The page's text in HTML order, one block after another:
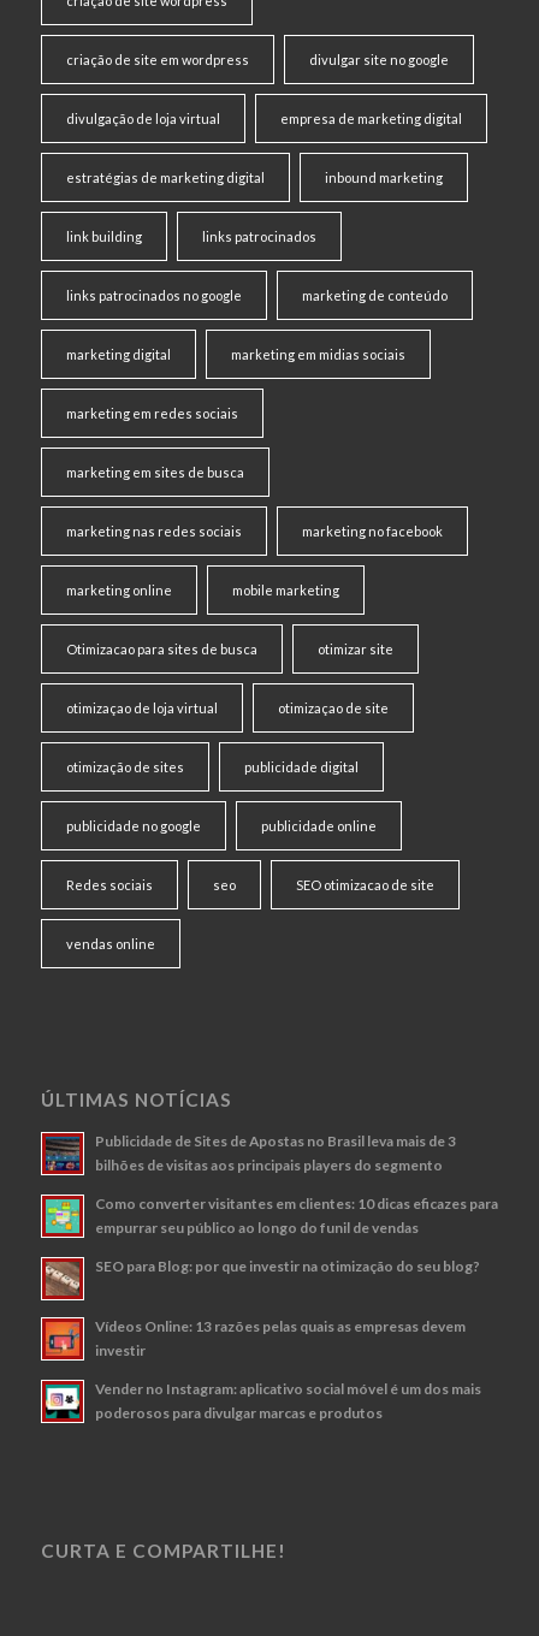
criação de site em wordpress divulgar site no google
divulgação de loja virtual empresa de marketing digital
estratégias de marketing digital inbound marketing
link building links patrocinados
links patrocinados no google marketing de conteúdo
marketing digital marketing em midias sociais
marketing em redes sociais
marketing em sites de busca
marketing nas redes sociais marketing no facebook
marketing online mobile marketing
Otimizacao para sites de busca otimizar site
otimizaçao de loja virtual otimizaçao de site
otimização de sites publicidade digital
publicidade no google publicidade online
Redes sociais seo SEO otimizacao de site
vendas online
ÚLTIMAS NOTÍCIAS
Publicidade de Sites de Apostas no Brasil leva mais de 3
bilhões de visitas aos principais players do segmento
Como converter visitantes em clientes: 10 dicas eficazes para
empurrar seu público ao longo do funil de vendas
SEO para Blog: por que investir na otimização do seu blog?
Vídeos Online: 13 razões pelas quais as empresas devem
investir
Vender no Instagram: aplicativo social móvel é um dos mais
poderosos para divulgar marcas e produtos
CURTA E COMPARTILHE!